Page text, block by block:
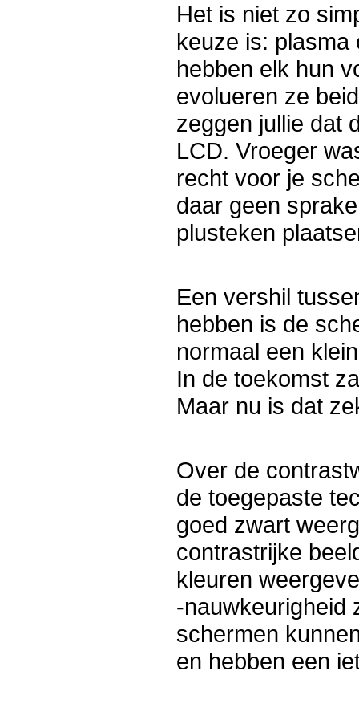
Het is niet zo
keuze is:
hebben elk hun
evolueren ze
zeggen jullie dat
LCD. Vroeger
recht voor je
daar geen
plusteken
Een vershil
hebben is de
normaal een
In de toekomst
Maar nu is dat
Over de
de toegepaste
goed zwart
contrastrijke
kleuren
-nauwkeurigheid
schermen
en hebben een